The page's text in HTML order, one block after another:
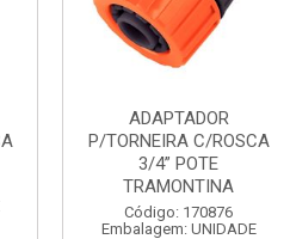
ADAPTADOR
P/TORNEIRA C/ROSCA
3/4” POTE
TRAMONTINA
Código: 170876
Embalagem: UNIDADE